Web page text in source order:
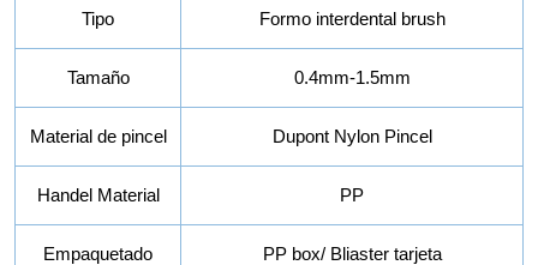
Tipo Formo interdental brush
Tamaño 0.4mm-1.5mm
Material de pincel Dupont Nylon Pincel
Handel Material PP
Empaquetado PP box/ Bliaster tarjeta